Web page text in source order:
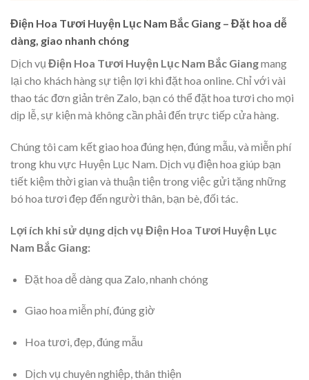
Điện Hoa Tươi Huyện Lục Nam Bắc Giang – Đặt hoa dễ
dàng, giao nhanh chóng
Dịch vụ Điện Hoa Tươi Huyện Lục Nam Bắc Giangmang
lại cho khách hàng sự tiện lợi khi đặt hoa online. Chỉ với vài
thao tác đơn giản trên Zalo, bạn có thể đặt hoa tươi cho mọi
dịp lễ, sự kiện mà không cần phải đến trực tiếp cửa hàng.
Chúng tôi cam kết giao hoa đúng hẹn, đúng mẫu, và miễn phí
trong khu vực Huyện Lục Nam. Dịch vụ điện hoa giúp bạn
tiết kiệm thời gian và thuận tiện trong việc gửi tặng những
bó hoa tươi đẹp đến người thân, bạn bè, đối tác.
Lợi ích khi sử dụng dịch vụ Điện Hoa Tươi Huyện Lục
Nam Bắc Giang:
Đặt hoa dễ dàng qua Zalo, nhanh chóng
Giao hoa miễn phí, đúng giờ
Hoa tươi, đẹp, đúng mẫu
Dịch vụ chuyên nghiệp, thân thiện